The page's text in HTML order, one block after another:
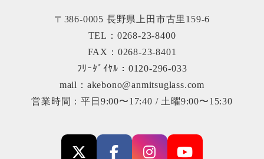
〒386-0005 長野県上田市古里159-6
TEL：0268-23-8400
FAX：0268-23-8401
ﾌﾘｰﾀﾞｲﾔﾙ：0120-296-033
mail：akebono@anmitsuglass.com
営業時間：平日9:00〜17:40 / 土曜9:00〜15:30